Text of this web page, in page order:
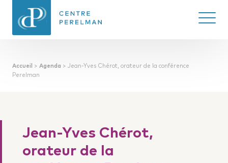
Ouvrir/
Accueil > Agenda > Jean-Yves Chérot, orateur de la conférence
Perelman
Jean-Yves Chérot,
orateur de la